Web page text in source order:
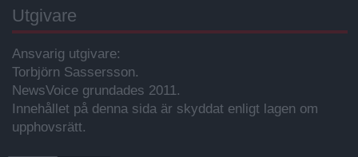
Utgivare
Ansvarig utgivare:
Torbjörn Sassersson.
NewsVoice grundades 2011.
Innehållet på denna sida är skyddat enligt lagen om
upphovsrätt.